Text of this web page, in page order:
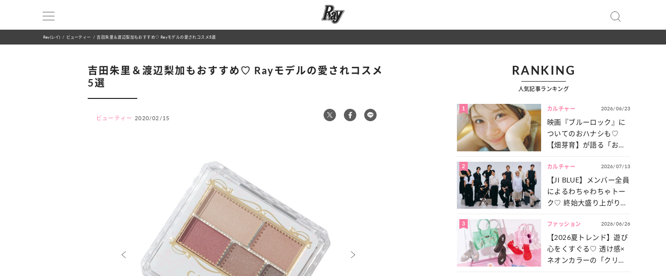
Ray(レイ) ビューティー 吉田朱里＆渡辺梨加もおすすめ♡ Rayモデルの愛されコスメ5選
吉田朱里＆渡辺梨加もおすすめ♡ Rayモデルの愛されコスメ
5選
ビューティー 2020/02/15
RANKING
人気記事ランキング
1 カルチャー 2026/06/23
映画『ブルーロック』に
ついてのおハナシも♡
【畑芽育】が語る「お仕
は？
2 カルチャー 2026/07/13
【JI BLUE】メンバー全員
によるわちゃわちゃトー
ク♡ 終始大盛り上がりだ
一気見せ！
3 ファッション 2026/06/26
【2026夏トレンド】遊び
心をくすぐる♡ 透け感×
ネオンカラーの「クリア